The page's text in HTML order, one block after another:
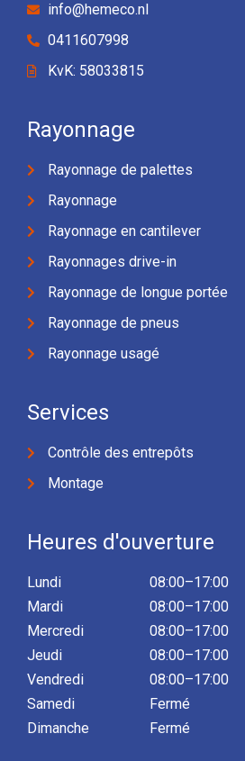
info@hemeco.nl
0411607998
KvK: 58033815
Rayonnage
Rayonnage de palettes
Rayonnage
Rayonnage en cantilever
Rayonnages drive-in
Rayonnage de longue portée
Rayonnage de pneus
Rayonnage usagé
Services
Contrôle des entrepôts
Montage
Heures d'ouverture
Lundi
Mardi
Mercredi
Jeudi
Vendredi
Samedi
Dimanche
08:00–17:00
08:00–17:00
08:00–17:00
08:00–17:00
08:00–17:00
Fermé
Fermé